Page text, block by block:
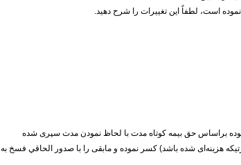
بوده براساس حق بیمه كوتاه مدت با لحاظ نمودن مدت سپری شده
هزينه‌ای شده باشد) كسر نموده و مابقی را با صدور الحاقي فسخ به